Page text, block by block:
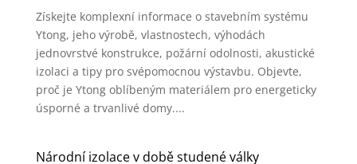
Získejte komplexní informace o stavebním systému
Ytong, jeho výrobě, vlastnostech, výhodách
jednovrstvé konstrukce, požární odolnosti, akustické
izolaci a tipy pro svépomocnou výstavbu. Objevte,
proč je Ytong oblíbeným materiálem pro energeticky
úsporné a trvanlivé domy....
Národní izolace v době studené války